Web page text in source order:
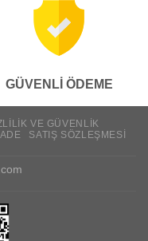
GÜVENLİ ÖDEME
VE GÜVENLIK
SATIŞ SÖZLEŞMESI